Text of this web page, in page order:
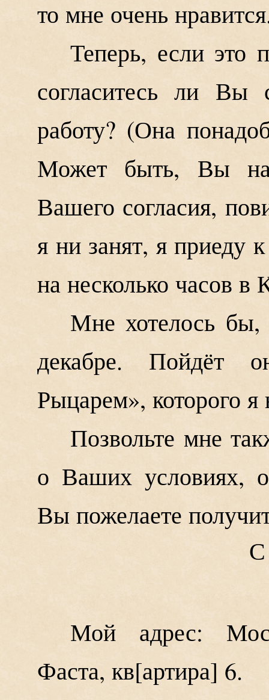
то мне очень
Теперь, если это
согласитесь ли Вы
работу? (Она
Может быть, Вы
Вашего согласия,
я ни занят, я приеду
на несколько часов в
Мне хотелось
декабре. Пойдёт
Рыцарем», которого я
Позвольте мне
о Ваших условиях,
Вы пожелаете
С
Мой адрес:
Фаста, кв артира 6.